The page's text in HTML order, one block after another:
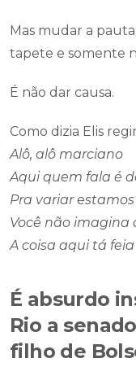
Mas mudar a
tapete e somente
É não dar causa.
Como dizia Elis
Alô, alô marciano
Aqui quem fala é
Pra variar
Você não imagina
A coisa aqui tá feia
É absurdo
Rio a
filho de